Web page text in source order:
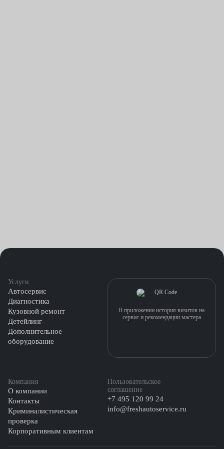
Услуги
Автосервис
Диагностика
Кузовной ремонт
Детейлинг
Дополнительное
оборудование
Компания
О компании
Контакты
Криминалистическая
проверка
Корпоративным клиентам
Пользовательское
соглашение
+7 495 120 99 24
info@freshautoservice.ru
В приложении история визитов на
сервис и рекомендации мастера